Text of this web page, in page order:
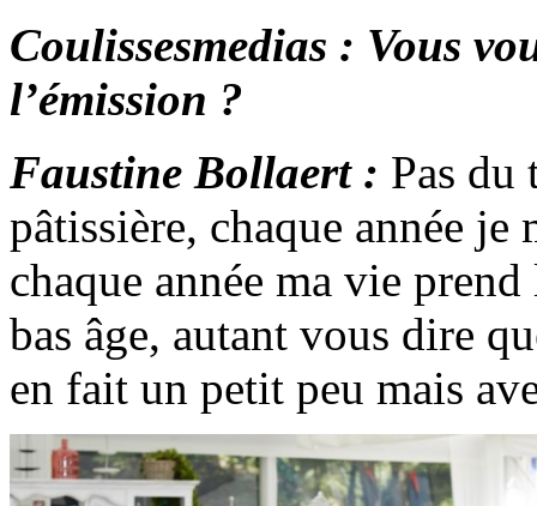
Coulissesmedias : Vous
l’émission ?
Faustine Bollaert : Pas du
pâtissière, chaque année
chaque année ma vie
bas âge, autant vous dire
en fait un petit peu mais